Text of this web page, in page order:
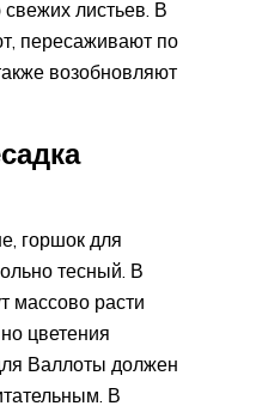
листьев. В
пересаживают по
возобновляют
горшок для
тесный. В
массово расти
цветения
Валлоты должен
В